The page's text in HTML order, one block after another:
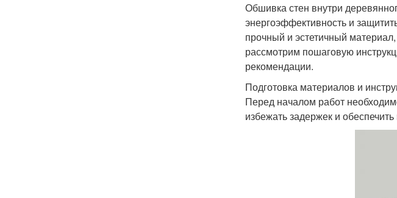
Обшивка стен внутри
энергоэффективность и
прочный и эстетичный
рассмотрим пошаговую
рекомендации.
Подготовка материалов и
Перед началом работ
избежать задержек и